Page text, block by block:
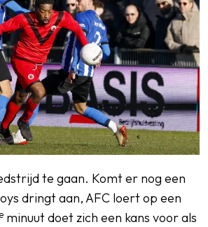
te gaan. Komt er nog een
dringt aan, AFC loert op een
e minuut doet zich een kans voor als